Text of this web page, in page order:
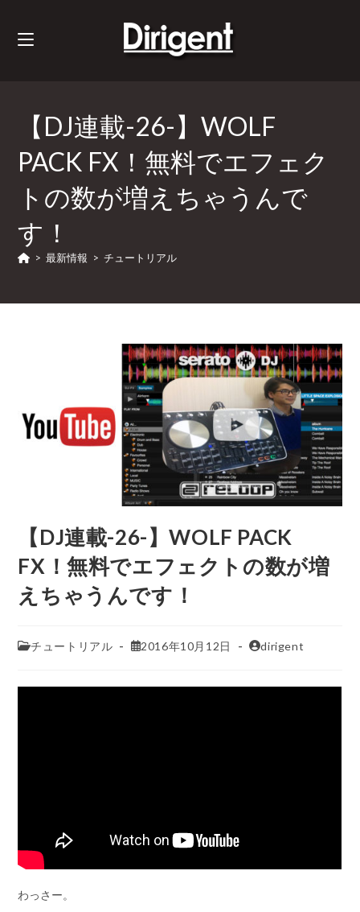
【DJ連載-26-】WOLF
PACK FX！無料でエフェク
トの数が増えちゃうんで
す！
> 最新情報 > チュートリアル
【DJ連載-26-】WOLF PACK
FX！無料でエフェクトの数が増
えちゃうんです！
チュートリアル 2016年10月12日 dirigent
わっさー。